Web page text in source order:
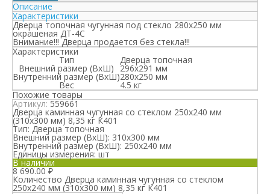
Описание
Характеристики
Дверца топочная чугунная под стекло 280х250 мм
окрашеная ДТ-4С
Внимание!!! Дверца продается без стекла!!!
Характеристики
Тип Дверца топочная
Внешний размер (ВхШ) 296х291 мм
Внутренний размер (ВхШ)280х250 мм
Вес
4.5 кг
Похожие товары
Артикул:559661
Дверца каминная чугунная со стеклом 250х240 мм
(310х300 мм) 8,35 кг К401
Тип: Дверца топочная
Внешний размер (ВхШ): 310x300 мм
Внутренний размер (ВхШ): 250х240 мм
Единицы измерения:шт
В наличии
8 690.00₽
Количество Дверца каминная чугунная со стеклом
250х240 мм (310х300 мм) 8,35 кг К401